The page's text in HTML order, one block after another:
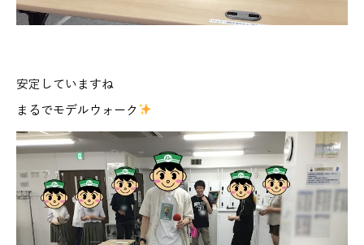
安定していますね
まるでモデルウォーク